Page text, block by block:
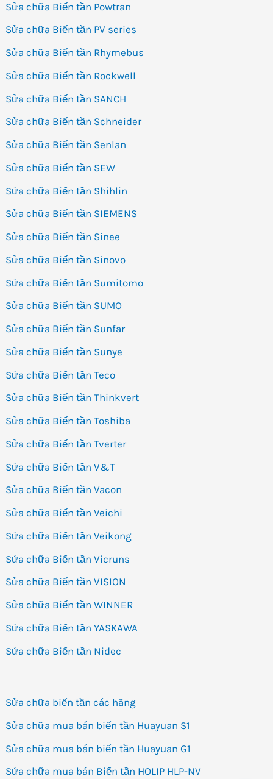
Sửa chữa Biến tần Powtran
Sửa chữa Biến tần PV series
Sửa chữa Biến tần Rhymebus
Sửa chữa Biến tần Rockwell
Sửa chữa Biến tần SANCH
Sửa chữa Biến tần Schneider
Sửa chữa Biến tần Senlan
Sửa chữa Biến tần SEW
Sửa chữa Biến tần Shihlin
Sửa chữa Biến tần SIEMENS
Sửa chữa Biến tần Sinee
Sửa chữa Biến tần Sinovo
Sửa chữa Biến tần Sumitomo
Sửa chữa Biến tần SUMO
Sửa chữa Biến tần Sunfar
Sửa chữa Biến tần Sunye
Sửa chữa Biến tần Teco
Sửa chữa Biến tần Thinkvert
Sửa chữa Biến tần Toshiba
Sửa chữa Biến tần Tverter
Sửa chữa Biến tần V&T
Sửa chữa Biến tần Vacon
Sửa chữa Biến tần Veichi
Sửa chữa Biến tần Veikong
Sửa chữa Biến tần Vicruns
Sửa chữa Biến tần VISION
Sửa chữa Biến tần WINNER
Sửa chữa Biến tần YASKAWA
Sửa chữa Biến tần Nidec
Sửa chữa biến tần các hãng
Sửa chữa mua bán biến tần Huayuan S1
Sửa chữa mua bán biến tần Huayuan G1
Sửa chữa mua bán Biến tần HOLIP HLP-NV